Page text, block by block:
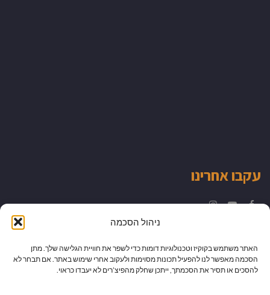
ניהול הסכמה
האתר משתמש בקוקיז וטכנולוגיות דומות כדי לשפר את חוויית הגלישה שלך. מתן
הסכמה מאפשר לנו להפעיל תכונות מסוימות ולעקוב אחרי שימוש באתר. אם תבחר לא
להסכים או תסיר את הסכמתך, ייתכן שחלק מהפיצ’רים לא יעבדו כראוי.
עקבו אחרינו